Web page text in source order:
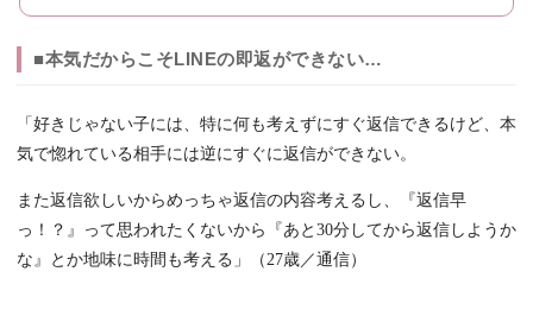
■本気だからこそLINEの即返ができない…
「好きじゃない子には、特に何も考えずにすぐ返信できるけど、本
気で惚れている相手には逆にすぐに返信ができない。
また返信欲しいからめっちゃ返信の内容考えるし、『返信早
っ！？』って思われたくないから『あと30分してから返信しようか
な』とか地味に時間も考える」（27歳／通信）